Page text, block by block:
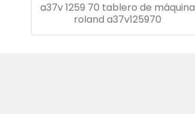
a37v 1259 70 tablero de máquina
roland a37v125970